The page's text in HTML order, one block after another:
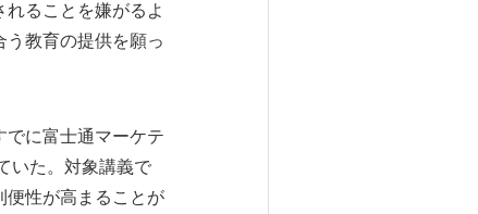
ることを嫌がるよ
教育の提供を願っ
でに富士通マーケテ
いた。対象講義で
便性が高まることが